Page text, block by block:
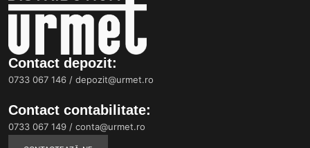
Contact depozit:
0733 067 146 / depozit@urmet.ro
Contact contabilitate:
0733 067 149 / conta@urmet.ro